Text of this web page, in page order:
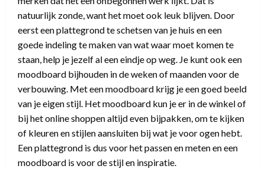
natuurlijk zonde, want het moet ook leuk blijven. Door
eerst een plattegrond te schetsen van je huis en een
goede indeling te maken van wat waar moet komen te
staan, help je jezelf al een eindje op weg. Je kunt ook een
moodboard bijhouden in de weken of maanden voor de
verbouwing. Met een moodboard krijg je een goed beeld
van je eigen stijl. Het moodboard kun je er in de winkel of
bij het online shoppen altijd even bijpakken, om te kijken
of kleuren en stijlen aansluiten bij wat je voor ogen hebt.
Een plattegrond is dus voor het passen en meten en een
moodboard is voor de stijl en inspiratie.